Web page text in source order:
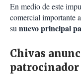
En medio de este
comercial importante
sunuevo principal
Chivas
patrocinador